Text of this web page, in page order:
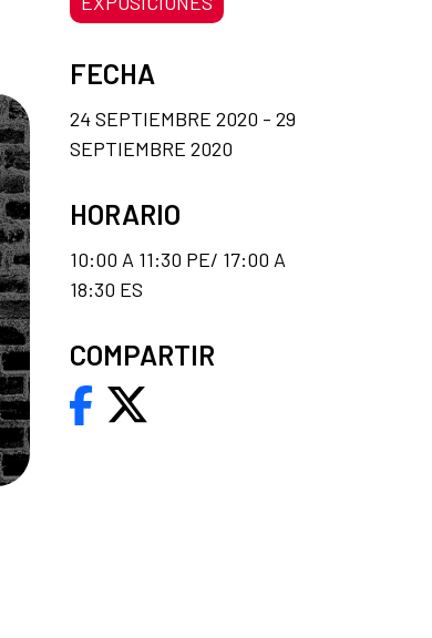
FECHA
24 SEPTIEMBRE 2020 - 29
SEPTIEMBRE 2020
HORARIO
10:00 A 11:30 PE/ 17:00 A
18:30 ES
COMPARTIR